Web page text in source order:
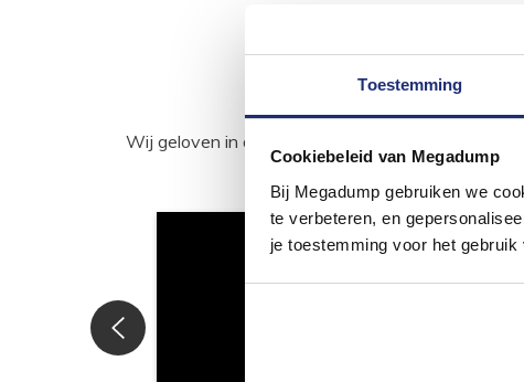
Toestemming
Cookiebeleid van Megadump
Bij Megadump gebruiken we
te verbeteren, en
je toestemming voor het
Wij geloven in de kracht van delen. Deel jouw